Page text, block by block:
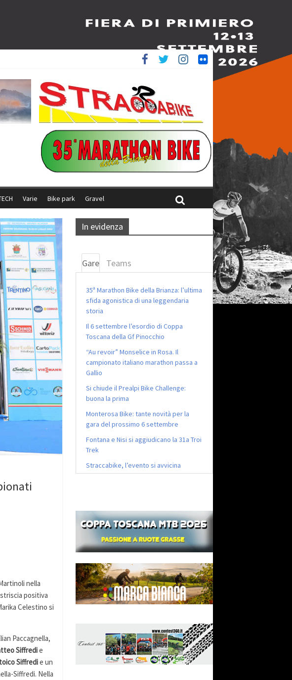
la migliore tra gli italiani
storia
Varie Bike park Gravel
nella
positiva
Celestino si
Paccagnella,
Siffredie
Siffredie un
Siffredi. Nella
In evidenza
Gare Teams
35ª Marathon Bike della Brianza: l’ultima
sfida agonistica di una leggendaria
storia
Il 6 settembre l’esordio di Coppa
Toscana della Gf Pinocchio
“Au revoir” Monselice in Rosa. Il
campionato italiano marathon passa a
Gallio
Si chiude il Prealpi Bike Challenge:
buona la prima
Monterosa Bike: tante novità per la
gara del prossimo 6 settembre
Fontana e Nisi si aggiudicano la 31a Troi
Trek
Straccabike, l’evento si avvicina